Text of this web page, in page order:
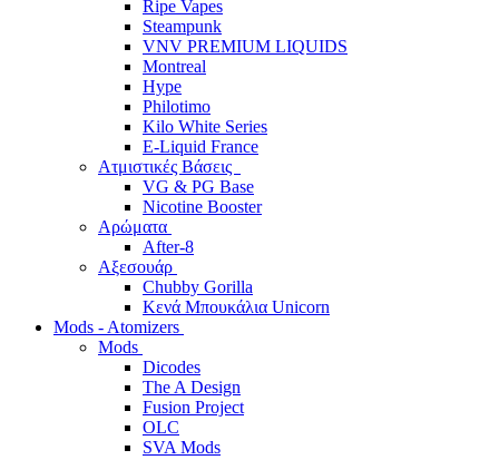
Ripe Vapes
Steampunk
VNV PREMIUM LIQUIDS
Montreal
Hype
Philotimo
Kilo White Series
E-Liquid France
Ατμιστικές Βάσεις
VG & PG Base
Nicotine Booster
Αρώματα
After-8
Αξεσουάρ
Chubby Gorilla
Κενά Μπουκάλια Unicorn
Mods - Atomizers
Mods
Dicodes
The A Design
Fusion Project
OLC
SVA Mods